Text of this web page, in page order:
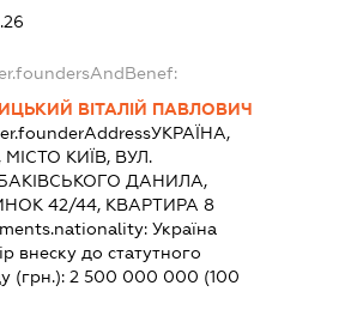
ВІТАЛІЙ ПАВЛОВИЧ
УКРАЇНА,
МІСТО КИЇВ, ВУЛ.
ДАНИЛА,
42/44, КВАРТИРА 8
Україна
внеску до статутного
(грн.):2 500 000 000 (100